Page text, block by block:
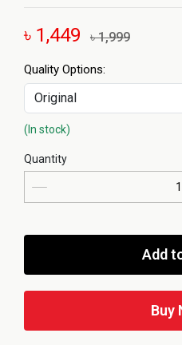
৳ 1,449 ৳ 1,999
Quality Options:
(In stock)
Quantity
Add
Buy